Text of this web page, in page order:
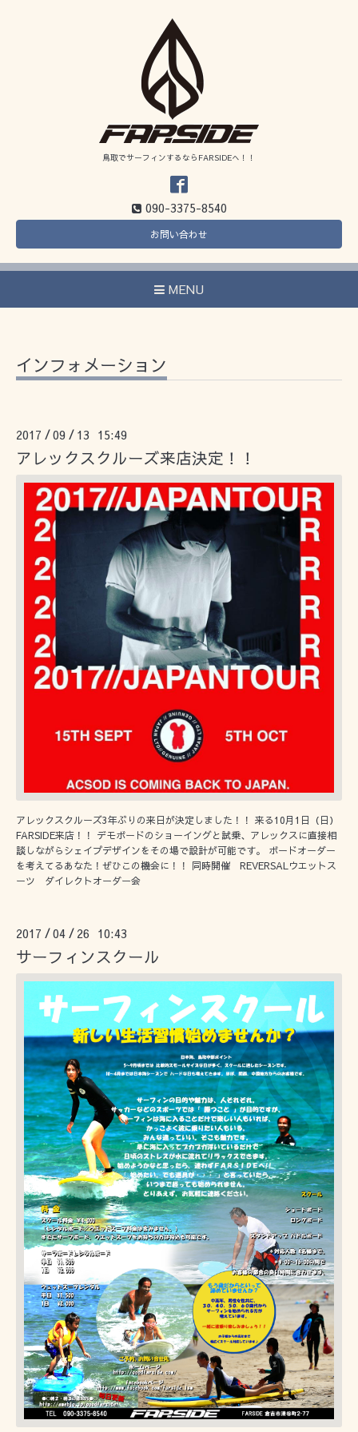
鳥取でサーフィンするならFARSIDEへ！！
090-3375-8540
お問い合わせ
MENU
インフォメーション
2017 /09 / 13 15:49
アレックスクルーズ来店決定！！
アレックスクルーズ3年ぶりの来日が決定しました！！ 来る10月1日（日）
FARSIDE来店！！ デモボードのショーイングと試乗、アレックスに直接相
談しながらシェイプデザインをその場で設計が可能です。 ボードオーダー
を考えてるあなた！ぜひこの機会に！！ 同時開催 REVERSALウエットス
ーツ ダイレクトオーダー会
2017 /04 / 26 10:43
サーフィンスクール